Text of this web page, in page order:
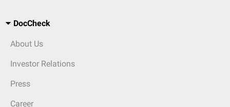
DocCheck
About Us
Investor Relations
Press
Career